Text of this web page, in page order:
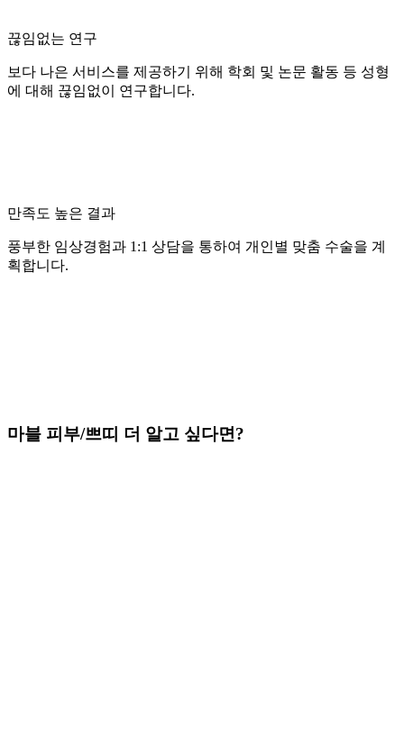
끊임없는 연구
보다 나은 서비스를 제공하기 위해 학회 및 논문 활동 등 성형
에 대해 끊임없이 연구합니다.
만족도 높은 결과
풍부한 임상경험과 1:1 상담을 통하여 개인별 맞춤 수술을 계
획합니다.
마블 피부/쁘띠 더 알고 싶다면?